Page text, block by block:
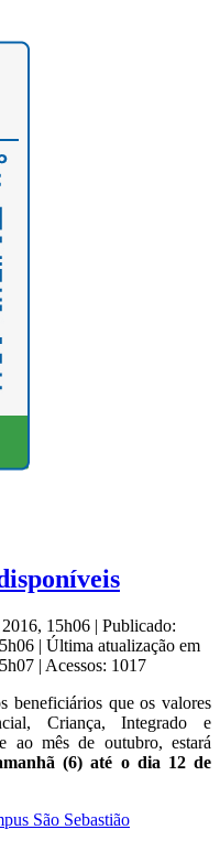
15h06 | Publicado:
| Última atualização em
| Acessos: 1017
beneficiários que os valores
Criança, Integrado e
ao mês de outubro, estará
(6) até o dia 12 de
São Sebastião